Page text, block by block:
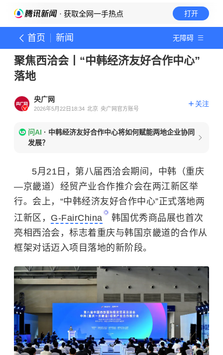
· 获取全网一手热点 打开
首页 新闻 无障碍
聚焦西洽会丨“中韩经济友好合作中心”
落地
央广网
2026年5月22日18:34 北京 央广网官方账号
关注
问AI · 中韩经济友好合作中心将如何赋能两地企业协同
发展？
5月21日，第八届西洽会期间，中韩（重庆
—京畿道）经贸产业合作推介会在两江新区举
行。会上，“中韩经济友好合作中心”正式落地两
江新区， G-FairChina
韩国优秀商品展也首次
亮相西洽会，标志着重庆与韩国京畿道的合作从
框架对话迈入项目落地的新阶段。